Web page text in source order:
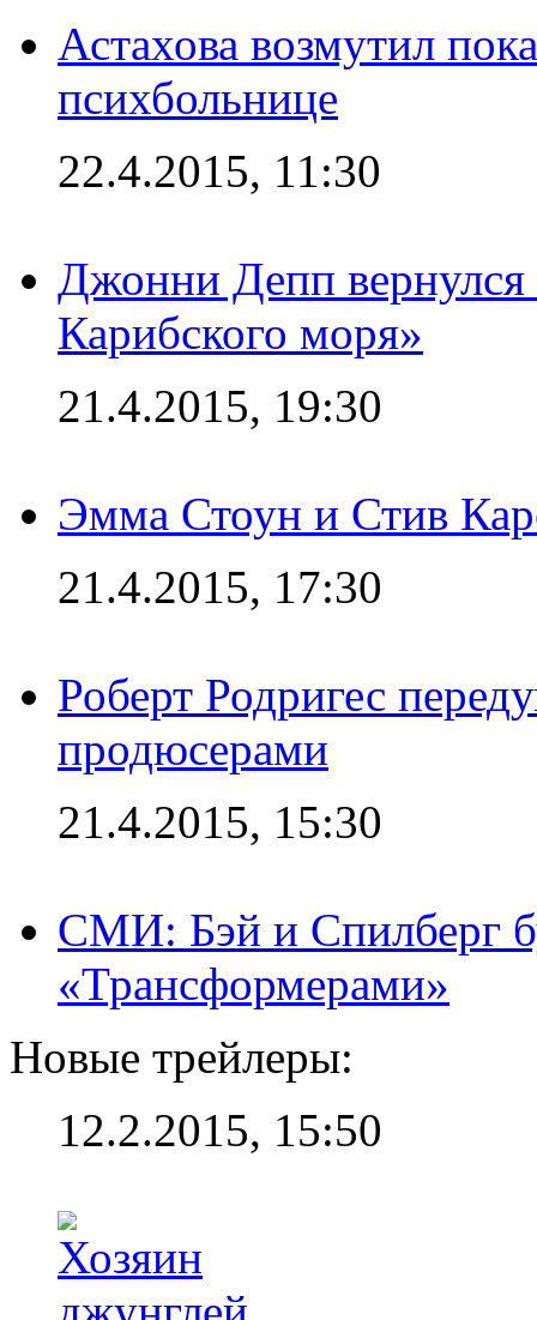
Астахова возмутил
психбольнице
22.4.2015, 11:30
Джонни Депп
Карибского моря»
21.4.2015, 19:30
Эмма Стоун и Стив
21.4.2015, 17:30
Роберт Родригес
продюсерами
21.4.2015, 15:30
СМИ: Бэй и Спилберг
«Трансформерами»
Новые трейлеры:
12.2.2015, 15:50